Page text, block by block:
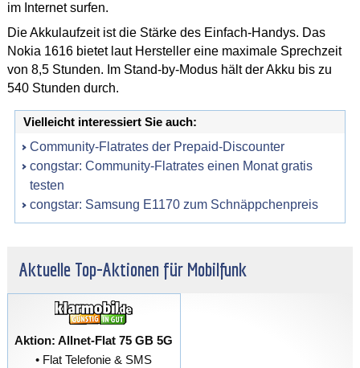
im Internet surfen.
Die Akkulaufzeit ist die Stärke des Einfach-Handys. Das
Nokia 1616 bietet laut Hersteller eine maximale Sprechzeit
von 8,5 Stunden. Im Stand-by-Modus hält der Akku bis zu
540 Stunden durch.
Vielleicht interessiert Sie auch:
Community-Flatrates der Prepaid-Discounter
congstar: Community-Flatrates einen Monat gratis
testen
congstar: Samsung E1170 zum Schnäppchenpreis
Aktuelle Top-Aktionen für Mobilfunk
Aktion: Allnet-Flat 75 GB 5G
• Flat Telefonie & SMS